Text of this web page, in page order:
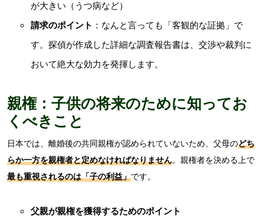
が大きい（うつ病など）
請求のポイント ：なんと言っても「客観的な証拠」で
す。探偵が作成した詳細な調査報告書は、交渉や裁判に
おいて絶大な効力を発揮します。
親権：子供の将来のために知ってお
くべきこと
日本では、離婚後の共同親権が認められていないため、父母のどち
らか一方を親権者と定めなければなりません。親権者を決める上で
最も重視されるのは「子の利益」です。
父親が親権を獲得するためのポイント